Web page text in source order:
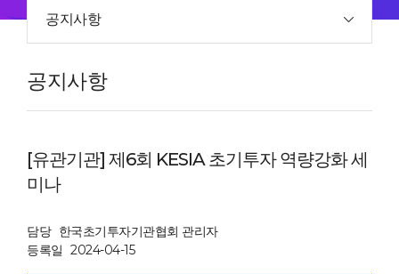
공지사항
공지사항
[유관기관] 제6회 KESIA 초기투자 역량강화 세
미나
담당 한국초기투자기관협회 관리자
등록일 2024-04-15